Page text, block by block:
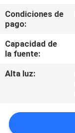
EN
CONTACTO
CON
CASOS
Condiciones de
pago:
Capacidad de
la fuente:
Alta luz: